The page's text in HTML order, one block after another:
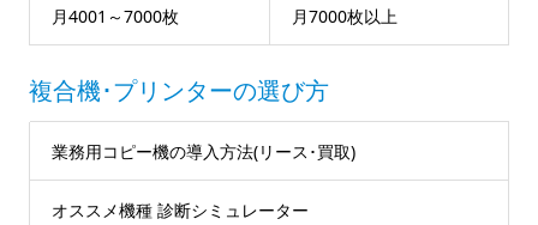
月4001～7000枚 月7000枚以上
複合機･プリンターの選び方
業務用コピー機の導入方法(リース･買取)
オススメ機種 診断シミュレーター